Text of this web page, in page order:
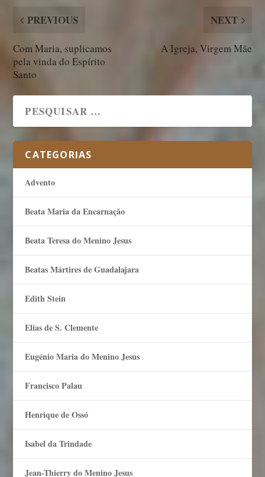
PREVIOUS
Com Maria, suplicamos
pela vinda do Espírito
Santo
NEXT
A Igreja, Virgem Mãe
CATEGORIAS
Advento
Beata Maria da Encarnação
Beata Teresa do Menino Jesus
Beatas Mártires de Guadalajara
Edith Stein
Elias de S. Clemente
Eugénio Maria do Menino Jesus
Francisco Palau
Henrique de Ossó
Isabel da Trindade
Jean-Thierry do Menino Jesus